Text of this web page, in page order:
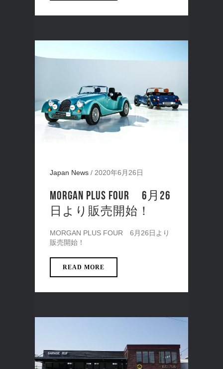
Japan News / 2020年6月26日
MORGAN PLUS FOUR 6月26
日より販売開始！
MORGAN PLUS FOUR 6月26日より
販売開始！
READ MORE